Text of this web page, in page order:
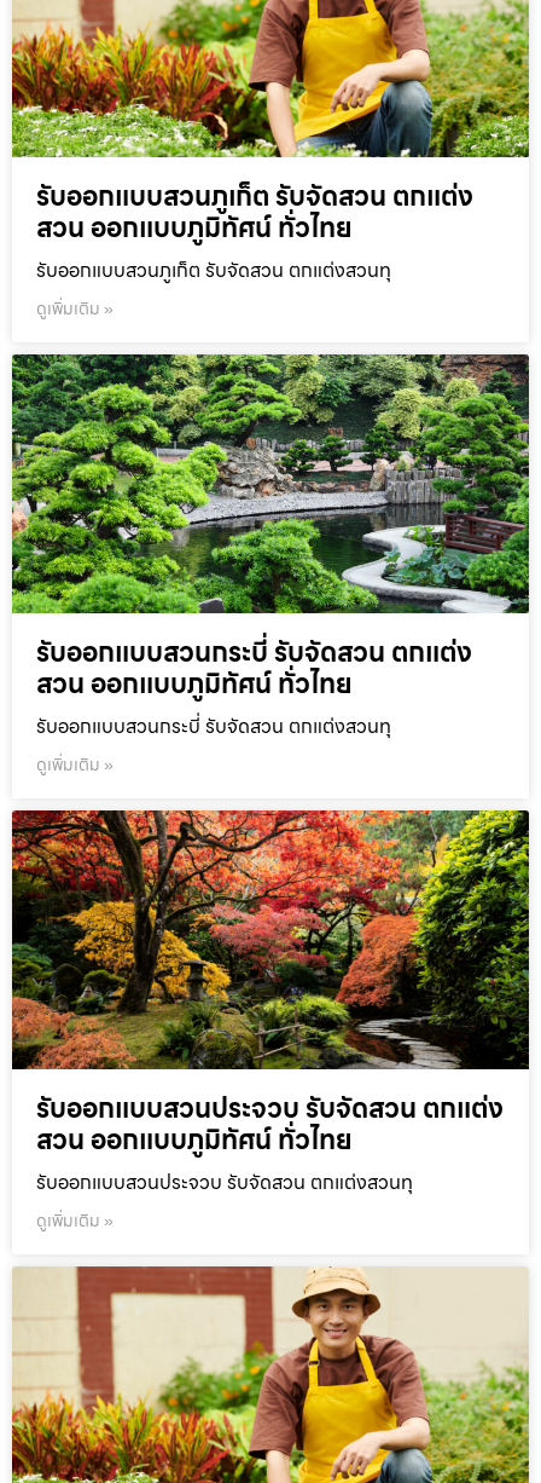
รับออกแบบสวนภูเก็ต รับจัดสวน ตกแต่ง
สวน ออกแบบภูมิทัศน์ ทั่วไทย
รับออกแบบสวนภูเก็ต รับจัดสวน ตกแต่งสวนทุ
ดูเพิ่มเติม »
รับออกแบบสวนกระบี่ รับจัดสวน ตกแต่ง
สวน ออกแบบภูมิทัศน์ ทั่วไทย
รับออกแบบสวนกระบี่ รับจัดสวน ตกแต่งสวนทุ
ดูเพิ่มเติม »
รับออกแบบสวนประจวบ รับจัดสวน ตกแต่ง
สวน ออกแบบภูมิทัศน์ ทั่วไทย
รับออกแบบสวนประจวบ รับจัดสวน ตกแต่งสวนทุ
ดูเพิ่มเติม »